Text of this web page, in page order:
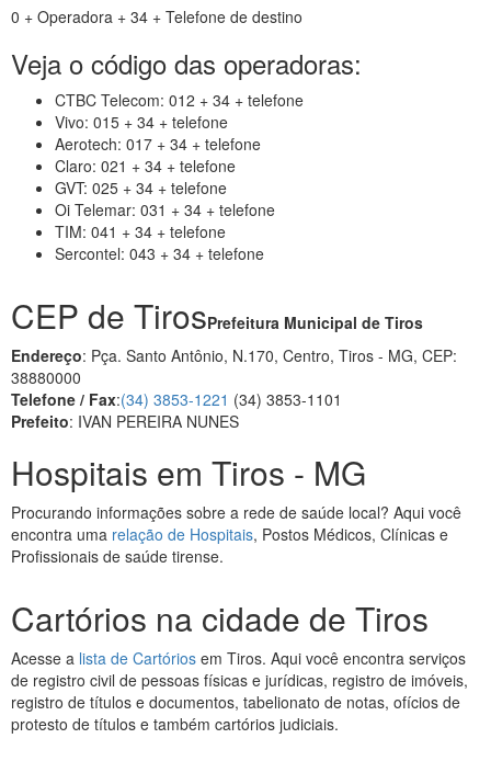
0 + Operadora + 34 + Telefone de destino
Veja o código das operadoras:
CTBC Telecom: 012 + 34 + telefone
Vivo: 015 + 34 + telefone
Aerotech: 017 + 34 + telefone
Claro: 021 + 34 + telefone
GVT: 025 + 34 + telefone
Oi Telemar: 031 + 34 + telefone
TIM: 041 + 34 + telefone
Sercontel: 043 + 34 + telefone
CEP de TirosPrefeitura Municipal de Tiros
Endereço: Pça. Santo Antônio, N.170, Centro, Tiros - MG, CEP:
38880000
Telefone / Fax:(34) 3853-1221 (34) 3853-1101
Prefeito: IVAN PEREIRA NUNES
Hospitais em Tiros - MG
Procurando informações sobre a rede de saúde local? Aqui você
encontra uma relação de Hospitais, Postos Médicos, Clínicas e
Profissionais de saúde tirense.
Cartórios na cidade de Tiros
Acesse a lista de Cartórios em Tiros. Aqui você encontra serviços
de registro civil de pessoas físicas e jurídicas, registro de imóveis,
registro de títulos e documentos, tabelionato de notas, ofícios de
protesto de títulos e também cartórios judiciais.